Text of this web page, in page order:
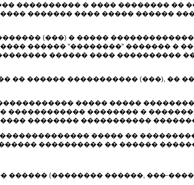
� ���� �������� �� ������
������� ���� ����� ������
(���) � �����
������ "��������" ������� �
������ ���� ����������
�� ������ ����������� (���), ��
����� �����
������������ �������� �
�������� �����������
����� ��
���������� �� ������
������ (�������� ������, ���-